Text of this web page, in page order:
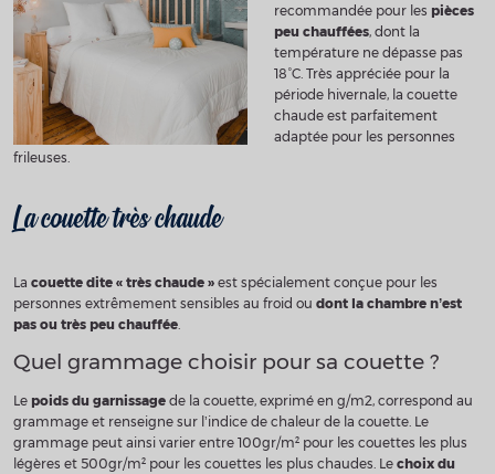
recommandée pour les pièces
peu chauffées, dont la
température ne dépasse pas
18°C. Très appréciée pour la
période hivernale, la couette
chaude est parfaitement
adaptée pour les personnes
frileuses.
La couette très chaude
La couette dite « très chaude » est spécialement conçue pour les
personnes extrêmement sensibles au froid ou dont la chambre n’est
pas ou très peu chauffée
Quel grammage choisir pour sa couette ?
Le poids du garnissage de la couette, exprimé en g/m2, correspond au
grammage et renseigne sur l’indice de chaleur de la couette. Le
grammage peut ainsi varier entre 100gr/m² pour les couettes les plus
légères et 500gr/m² pour les couettes les plus chaudes. Le choix du